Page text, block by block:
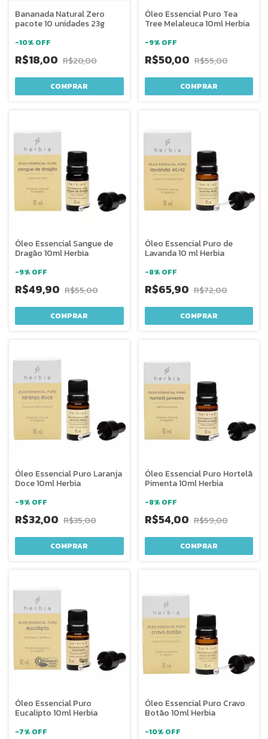
Bananada Natural Zero
pacote 10 unidades 23g
-10% OFF
R$18,00 R$20,00
COMPRAR
Óleo Essencial Puro Tea
Tree Melaleuca 10ml Herbia
-9% OFF
R$50,00 R$55,00
Óleo Essencial Sangue de
Dragão 10ml Herbia
-9% OFF
R$49,90 R$55,00
Óleo Essencial Puro de
Lavanda 10 ml Herbia
-8% OFF
R$65,90 R$72,00
Óleo Essencial Puro Laranja
Doce 10ml Herbia
-9% OFF
R$32,00 R$35,00
Óleo Essencial Puro Hortelã
Pimenta 10ml Herbia
-8% OFF
R$54,00 R$59,00
Óleo Essencial Puro
Eucalipto 10ml Herbia
-7% OFF
Óleo Essencial Puro Cravo
Botão 10ml Herbia
-10% OFF